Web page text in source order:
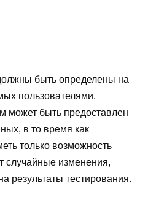
быть определены на
пользователями.
может быть предоставлен
в то время как
только возможность
случайные изменения,
результаты тестирования.